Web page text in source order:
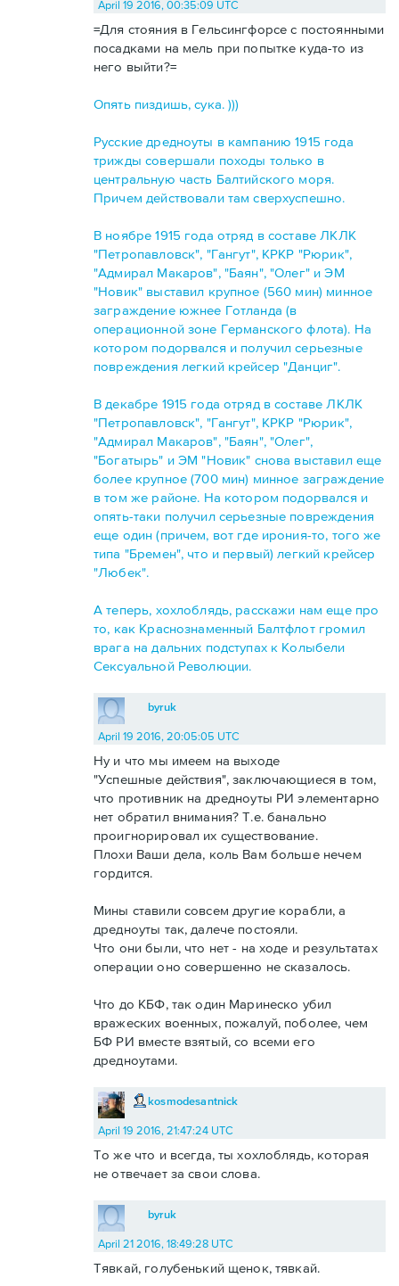
April 19 2016, 00:35:09 UTC
=Для стояния в Гельсингфорсе с постоянными
посадками на мель при попытке куда-то из
него выйти?=
Опять пиздишь, сука. )))
Русские дредноуты в кампанию 1915 года
трижды совершали походы только в
центральную часть Балтийского моря.
Причем действовали там сверхуспешно.
В ноябре 1915 года отряд в составе ЛКЛК
"Петропавловск", "Гангут", КРКР "Рюрик",
"Адмирал Макаров", "Баян", "Олег" и ЭМ
"Новик" выставил крупное (560 мин) минное
заграждение южнее Готланда (в
операционной зоне Германского флота). На
котором подорвался и получил серьезные
повреждения легкий крейсер "Данциг".
В декабре 1915 года отряд в составе ЛКЛК
"Петропавловск", "Гангут", КРКР "Рюрик",
"Адмирал Макаров", "Баян", "Олег",
"Богатырь" и ЭМ "Новик" снова выставил еще
более крупное (700 мин) минное заграждение
в том же районе. На котором подорвался и
опять-таки получил серьезные повреждения
еще один (причем, вот где ирония-то, того же
типа "Бремен", что и первый) легкий крейсер
"Любек".
А теперь, хохлоблядь, расскажи нам еще про
то, как Краснознаменный Балтфлот громил
врага на дальних подступах к Колыбели
Сексуальной Революции.
byruk
April 19 2016, 20:05:05 UTC
Ну и что мы имеем на выходе
"Успешные действия", заключающиеся в том,
что противник на дредноуты РИ элементарно
нет обратил внимания? Т.е. банально
проигнорировал их существование.
Плохи Ваши дела, коль Вам больше нечем
гордится.
Мины ставили совсем другие корабли, а
дредноуты так, далече постояли.
Что они были, что нет - на ходе и результатах
операции оно совершенно не сказалось.
Что до КБФ, так один Маринеско убил
вражеских военных, пожалуй, поболее, чем
БФ РИ вместе взятый, со всеми его
дредноутами.
kosmodesantnick
April 19 2016, 21:47:24 UTC
То же что и всегда, ты хохлоблядь, которая
не отвечает за свои слова.
byruk
April 21 2016, 18:49:28 UTC
Тявкай, голубенький щенок, тявкай.